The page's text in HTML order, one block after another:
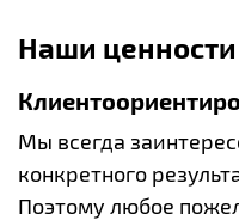
Наши ценности
Мы всегда
конкретного
Поэтому любое